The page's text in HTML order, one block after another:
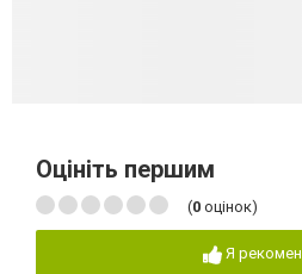
Оцініть першим
(0 оцінок)
Я